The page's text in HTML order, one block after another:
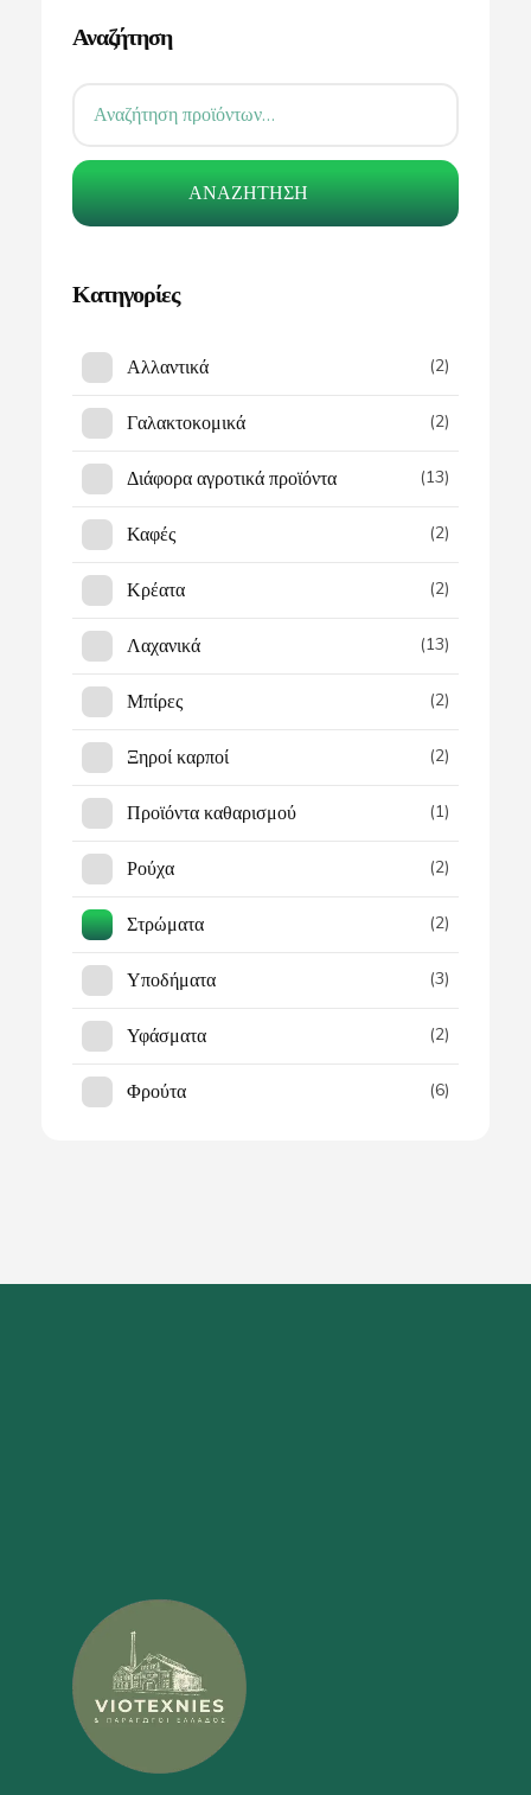
Αναζήτηση
ΑΝΑΖΉΤΗΣΗ
Κατηγορίες
Αλλαντικά (2)
Γαλακτοκομικά (2)
Διάφορα αγροτικά προϊόντα (13)
Καφές (2)
Κρέατα (2)
Λαχανικά (13)
Μπίρες (2)
Ξηροί καρποί (2)
Προϊόντα καθαρισμού (1)
Ρούχα (2)
Στρώματα (2)
Υποδήματα (3)
Υφάσματα (2)
Φρούτα (6)